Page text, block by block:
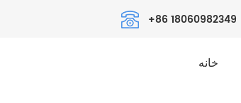
+86 18060982349
خانه